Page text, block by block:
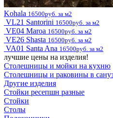
Kohala 16500руб. за м2
VL21 Santorini 16500руб. за м2
VE04 Maroa 16500руб. за м2
VE26 Shasta 16500руб. за м2
VA01 Santa Ana 16500руб. за м2
лучшие цены на изделия!
Столешницы и мойки на кухню
Столешницы и раковины в
Другие изделия
Стойки ресепшн разные
Стойки
Столы